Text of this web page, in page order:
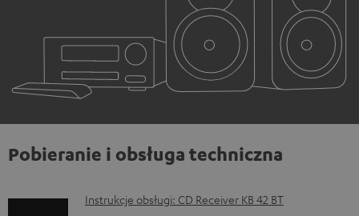
Pobieranie i obsługa techniczna
D
Instrukcje obsługi: CD Receiver KB 42 BT